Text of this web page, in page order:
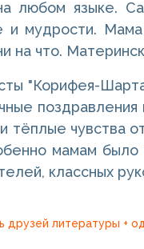
любом языке.
и мудрости.
на что.
"Корифея-
тёплые чувства
мамам было
классных
друзей литературы +